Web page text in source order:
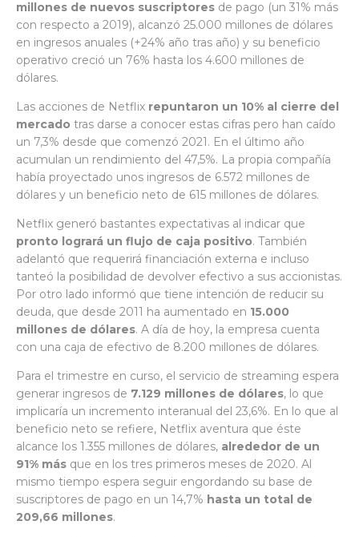
millones de nuevos suscriptores de pago (un 31% más
con respecto a 2019), alcanzó 25.000 millones de dólares
en ingresos anuales (+24% año tras año) y su beneficio
operativo creció un 76% hasta los 4.600 millones de
dólares.
Las acciones de Netflix repuntaron un 10% al cierre del
mercado tras darse a conocer estas cifras pero han caído
un 7,3% desde que comenzó 2021. En el último año
acumulan un rendimiento del 47,5%. La propia compañía
había proyectado unos ingresos de 6.572 millones de
dólares y un beneficio neto de 615 millones de dólares.
Netflix generó bastantes expectativas al indicar que
pronto logrará un flujo de caja positivo. También
adelantó que requerirá financiación externa e incluso
tanteó la posibilidad de devolver efectivo a sus accionistas.
Por otro lado informó que tiene intención de reducir su
deuda, que desde 2011 ha aumentado en 15.000
millones de dólares. A día de hoy, la empresa cuenta
con una caja de efectivo de 8.200 millones de dólares.
Para el trimestre en curso, el servicio de streaming espera
generar ingresos de 7.129 millones de dólares, lo que
implicaría un incremento interanual del 23,6%. En lo que al
beneficio neto se refiere, Netflix aventura que éste
alcance los 1.355 millones de dólares, alrededor de un
91% más que en los tres primeros meses de 2020. Al
mismo tiempo espera seguir engordando su base de
suscriptores de pago en un 14,7% hasta un total de
209,66 millones.